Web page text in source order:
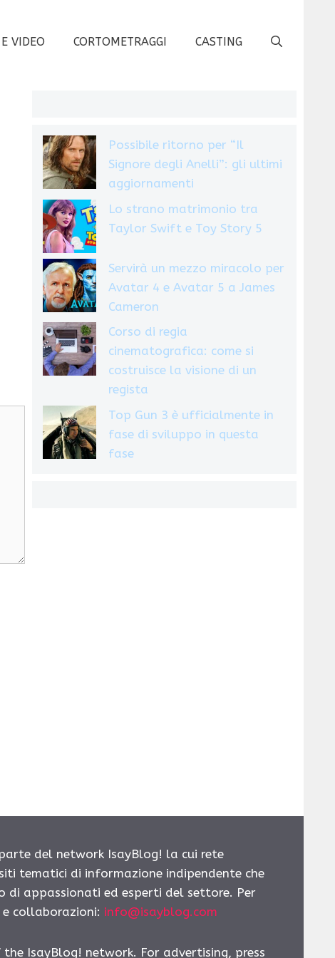
VIDEO CORTOMETRAGGI CASTING
Possibile ritorno per “Il
Signore degli Anelli”: gli ultimi
aggiornamenti
Lo strano matrimonio tra
Taylor Swift e Toy Story 5
Servirà un mezzo miracolo per
Avatar 4 e Avatar 5 a James
Cameron
Corso di regia
cinematografica: come si
costruisce la visione di un
regista
Top Gun 3 è ufficialmente in
fase di sviluppo in questa
fase
del network IsayBlog! la cui rete
tematici di informazione indipendente che
di appassionati ed esperti del settore. Per
collaborazioni: info@isayblog.com
IsayBlog! network. For advertising, press